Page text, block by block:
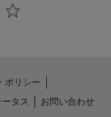
ポリシー
タス
お問い合わせ